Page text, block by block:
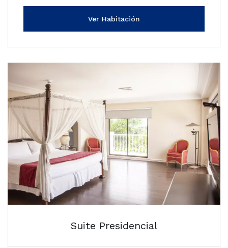
Ver Habitación
Suite Presidencial